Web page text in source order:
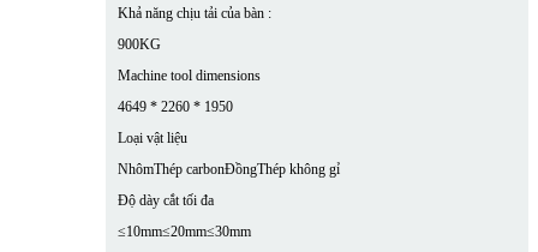
Khả năng chịu tải của bàn :
900KG
Machine tool dimensions
4649 * 2260 * 1950
Loại vật liệu
NhômThép carbonĐồngThép không gỉ
Độ dày cắt tối đa
≤10mm≤20mm≤30mm